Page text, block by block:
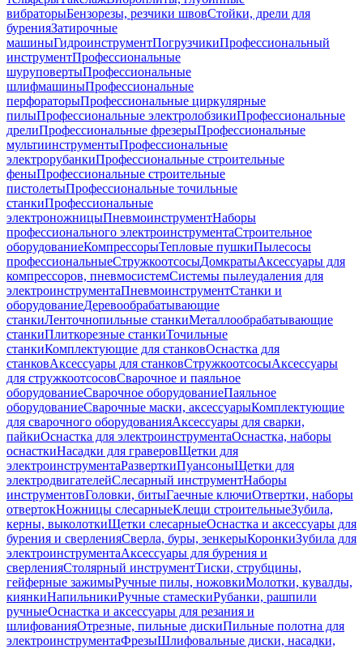
вибраторыБензорезы, резчики швовСтойки, дрели для
буренияЗатирочные
машиныГидроинструментПогрузчикиПрофессиональный
инструментПрофессиональные
шуруповертыПрофессиональные
шлифмашиныПрофессиональные
перфораторыПрофессиональные циркулярные
пилыПрофессиональные электролобзикиПрофессиональные
дрелиПрофессиональные фрезерыПрофессиональные
мультиинструментыПрофессиональные
электрорубанкиПрофессиональные строительные
феныПрофессиональные строительные
пистолетыПрофессиональные точильные
станкиПрофессиональные
электроножницыПневмоинструментНаборы
профессионального электроинструментаСтроительное
оборудованиеКомпрессорыТепловые пушкиПылесосы
профессиональныеСтружкоотсосыДомкратыАксессуары для
компрессоров, пневмосистемСистемы пылеудаления для
электроинструментаПневмоинструментСтанки и
оборудованиеДеревообрабатывающие
станкиЛенточнопильные станкиМеталлообрабатывающие
станкиПлиткорезные станкиТочильные
станкиКомплектующие для станковОснастка для
станковАксессуары для станковСтружкоотсосыАксессуары
для стружкоотсосовСварочное и паяльное
оборудованиеСварочное оборудованиеПаяльное
оборудованиеСварочные маски, аксессуарыКомплектующие
для сварочного оборудованияАксессуары для сварки,
пайкиОснастка для электроинструментаОснастка, наборы
оснасткиНасадки для граверовЩетки для
электроинструментаРазверткиПуансоныЩетки для
электродвигателейСлесарный инструментНаборы
инструментовГоловки, битыГаечные ключиОтвертки, наборы
отвертокНожницы слесарныеКлещи строительныеЗубила,
керны, выколоткиЩетки слесарныеОснастка и аксессуары для
бурения и сверленияСверла, буры, зенкерыКоронкиЗубила для
электроинструментаАксессуары для бурения и
сверленияСтолярный инструментТиски, струбцины,
гейферные зажимыРучные пилы, ножовкиМолотки, кувалды,
киянкиНапильникиРучные стамескиРубанки, рашпили
ручныеОснастка и аксессуары для резания и
шлифованияОтрезные, пильные дискиПильные полотна для
электроинструментаФрезыШлифовальные диски, насадки,